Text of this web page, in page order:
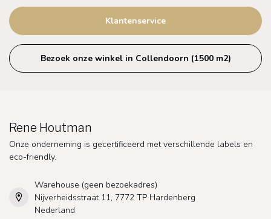
Klantenservice
Bezoek onze winkel in Collendoorn (1500 m2)
Rene Houtman
Onze onderneming is gecertificeerd met verschillende labels en
eco-friendly.
Warehouse (geen bezoekadres)
Nijverheidsstraat 11, 7772 TP Hardenberg
Nederland